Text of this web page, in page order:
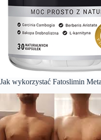
Jak wykorzystać Fatoslimin